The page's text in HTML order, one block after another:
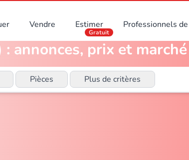
Vendre Estimer
Gratuit
Professionnels
: annonces, prix et
Pièces Plus de critères